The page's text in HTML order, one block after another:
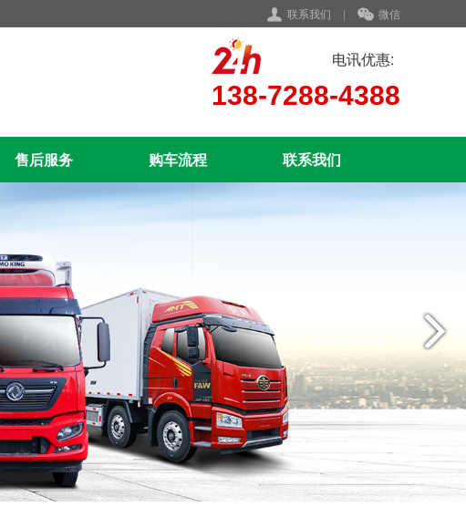
联系我们 | 微信
电讯优惠:
138-7288-4388
售后服务 购车流程 联系我们